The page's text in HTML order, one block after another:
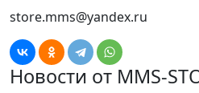
store.mms@yandex.ru
Новости от MMS-